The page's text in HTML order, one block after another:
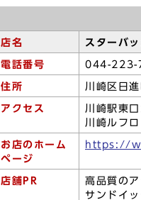
店名 スターバ
電話番号 044-223-
住所 川崎区日
アクセス
川崎駅東
川崎ルフ
お店のホーム
ページ
https://
店舗PR
高品質の
サンドイ